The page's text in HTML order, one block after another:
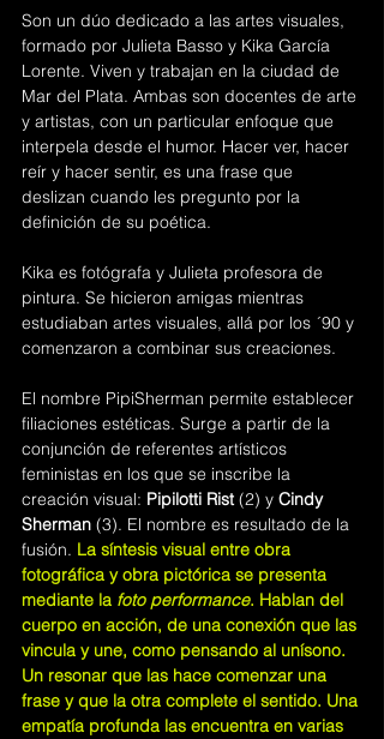
Son un dúo dedicado a las artes visuales,
formado por Julieta Basso y Kika García
Lorente. Viven y trabajan en la ciudad de
Mar del Plata. Ambas son docentes de arte
y artistas, con un particular enfoque que
interpela desde el humor. Hacer ver, hacer
reír y hacer sentir, es una frase que
deslizan cuando les pregunto por la
definición de su poética.
Kika es fotógrafa y Julieta profesora de
pintura. Se hicieron amigas mientras
estudiaban artes visuales, allá por los ´90 y
comenzaron a combinar sus creaciones.
El nombre PipiSherman permite establecer
filiaciones estéticas. Surge a partir de la
conjunción de referentes artísticos
feministas en los que se inscribe la
creación visual: Pipilotti Rist (2) y Cindy
Sherman (3). El nombre es resultado de la
fusión. La síntesis visual entre obra
fotográfica y obra pictórica se presenta
mediante la foto performance. Hablan del
cuerpo en acción, de una conexión que las
vincula y une, como pensando al unísono.
Un resonar que las hace comenzar una
frase y que la otra complete el sentido. Una
empatía profunda las encuentra en varias